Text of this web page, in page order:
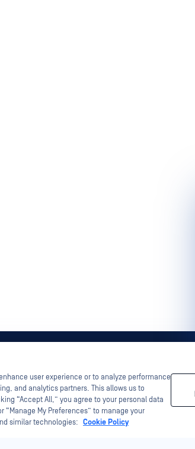
user experience or to analyze performance
and analytics partners. This allows us to
“Accept All,” you agree to your personal data
My Preferences” to manage your
similar technologies: Cookie Policy